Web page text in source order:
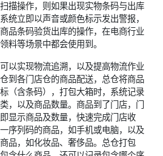
描操作，则如果出现实物条码与出库
统立即以声音或颜色标示发出警报，
品条码验货出库的操作，在电商行业
料等场景中都会使用到。
以实现物流追溯，以及提高物流作业
到各门店仓的商品配送，总仓将商品
（含条码），打包大箱时，系统记录
，以及商品数量。商品到了门店，门
显示商品及数量，快速完成门店收
序列码的商品，如手机或电脑，以及
品，如化妆品、奢侈品。总仓打包